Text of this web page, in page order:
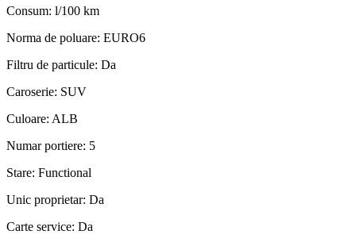
Consum: l/100 km
Norma de poluare: EURO6
Filtru de particule: Da
Caroserie: SUV
Culoare: ALB
Numar portiere: 5
Stare: Functional
Unic proprietar: Da
Carte service: Da